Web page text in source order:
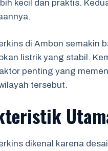
kecil dan praktis.
di Ambon semakin
listrik yang stabil.
penting yang
tersebut.
dikenal karena